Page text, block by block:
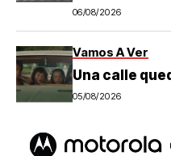
06/08/2026
Vamos A Ver
Una calle
05/08/2026